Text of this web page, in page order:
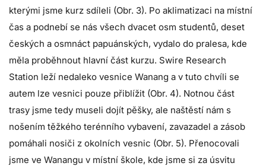
kterými jsme kurz sdíleli (Obr. 3). Po aklimatizaci na místní
čas a podnebí se nás všech dvacet osm studentů, deset
českých a osmnáct papuánských, vydalo do pralesa, kde
měla proběhnout hlavní část kurzu. Swire Research
Station leží nedaleko vesnice Wanang a v tuto chvíli se
autem lze vesnici pouze přiblížit (Obr. 4). Notnou část
trasy jsme tedy museli dojít pěšky, ale naštěstí nám s
nošením těžkého terénního vybavení, zavazadel a zásob
pomáhali nosiči z okolních vesnic (Obr. 5). Přenocovali
jsme ve Wanangu v místní škole, kde jsme si za úsvitu